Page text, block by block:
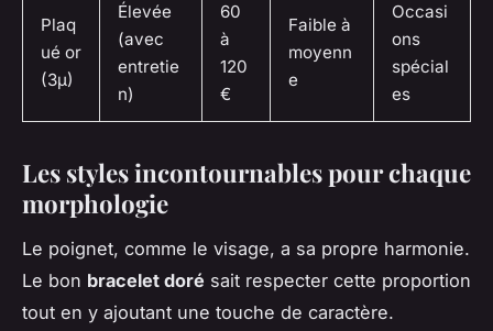
Plaq
ué or
(3µ)
Élevée
(avec
entretie
n)
60
à
120
€
Faible à
moyenn
e
Occasi
ons
spécial
es
Les styles incontournables pour chaque
morphologie
Le poignet, comme le visage, a sa propre harmonie.
Le bon bracelet doré sait respecter cette proportion
tout en y ajoutant une touche de caractère.